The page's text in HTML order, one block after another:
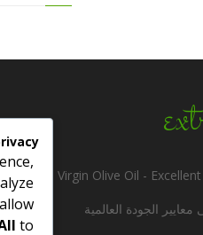
Extra Virgin Olive Oil -
الجودة العالمية
to